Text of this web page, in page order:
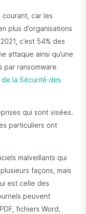
car les
plus d’organisations
c’est 54% des
attaque ainsi qu’une
par ransomware
la Sécurité des
qui sont visées.
particuliers ont
malveillants qui
façons, mais
est celle des
peuvent
fichiers Word,